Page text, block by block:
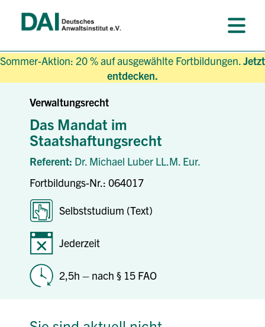
Sommer-Aktion: 20 % auf ausgewählte Fortbildungen.Jetzt
entdecken.
Verwaltungsrecht
Das Mandat im
Staatshaftungsrecht
Referent: Dr. Michael Luber LL.M. Eur.
Fortbildungs-Nr.: 064017
Selbststudium (Text)
Jederzeit
2,5h – nach § 15 FAO